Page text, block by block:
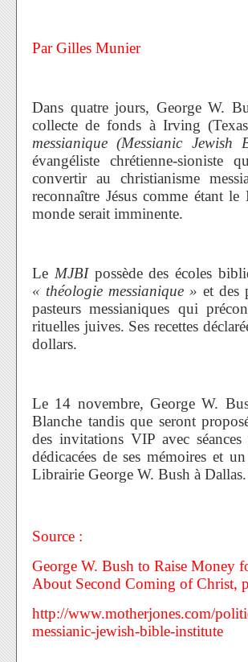
Par Gilles Munier
Dans quatre jours, George W.
collecte de fonds à Irving
messianique (Messianic
évangéliste chrétienne-
convertir au christianisme
reconnaître Jésus comme étant
monde serait imminente.
Le MJBIpossède des écoles
« théologie messianique » et des
pasteurs messianiques qui
rituelles juives. Ses recettes
dollars.
Le 14 novembre, George W.
Blanche tandis que seront
des invitations VIP avec
dédicacées de ses mémoires et
Librairie George W. Bush à
Source :
George W. Bush to Raise Money
About Second Coming of Christ,
http://www.motherjones.com/
messianic-jewish-bible-institute